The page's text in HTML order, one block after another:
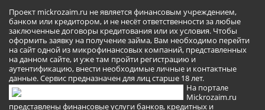
Проект mickrozaim.ru не является финансовым учреждением,
банком или кредитором, и не несёт ответственности за любые
заключенные договоры кредитования или их условия. Чтобы
оформить заявку на получение займа, Вам необходимо перейти
на сайт одной из микрофинансовых компаний, представленных
на данном сайте, и уже там пройти регистрацию и
аутентификацию, внести необходимые личные и контактные
данные. Сервис предназначен для лиц старше 18 лет.
На портале
Mickrozaim.ru
представлены финансовые услуги банков, кредитных и